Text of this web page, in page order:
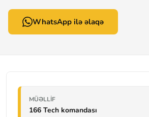
WhatsApp ilə əlaqə
MÜƏLLIF
166 Tech komandası